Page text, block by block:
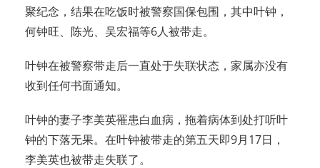
聚纪念，结果在吃饭时被警察国保包围，其中叶钟，
何钟旺、陈光、吴宏福等6人被带走。
叶钟在被警察带走后一直处于失联状态，家属亦没有
收到任何书面通知。
叶钟的妻子李美英罹患白血病，拖着病体到处打听叶
钟的下落无果。在叶钟被带走的第五天即9月17日，
李美英也被带走失联了。